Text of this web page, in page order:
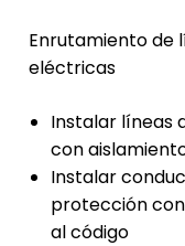
Enrutamiento de
eléctricas
Instalar líneas
con
Instalar
protección
al código